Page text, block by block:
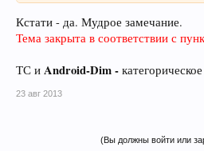
Кстати - да. Мудрое замечание.
Тема закрыта в соответствии с
ТС и Android-Dim -
23 авг 2013
(Вы должны войти или